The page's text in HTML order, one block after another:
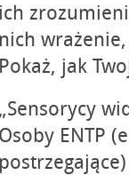
ich
nich
Pokaż, jak
„Sensorycy
Osoby ENTP